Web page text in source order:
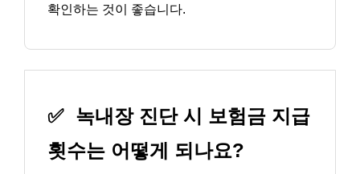
확인하는 것이 좋습니다.
✅ 녹내장 진단 시 보험금 지급
횟수는 어떻게 되나요?